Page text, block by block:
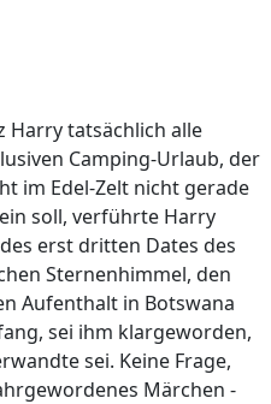
Harry tatsächlich alle
Camping-Urlaub, der
im Edel-Zelt nicht gerade
soll, verführte Harry
erst dritten Dates des
Sternenhimmel, den
Aufenthalt in Botswana
sei ihm klargeworden,
sei. Keine Frage,
Märchen -